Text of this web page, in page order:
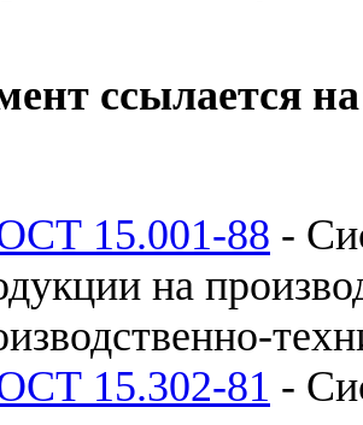
ссылается
15.001-88 -
на
15.302-81 -